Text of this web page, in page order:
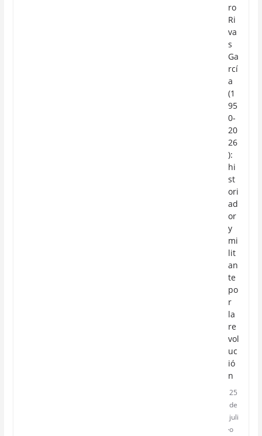
ro
Ri
va
s
Ga
rcí
a
(1
95
0-
20
26
):
hi
st
ori
ad
or
y
mi
lit
an
te
po
r
la
re
vol
uc
ió
n
25
de
juli
o